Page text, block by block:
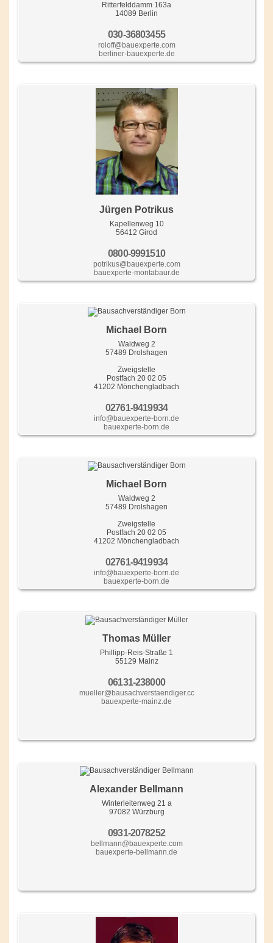
Ritterfelddamm 163a
14089 Berlin
030-36803455
roloff@bauexperte.com
berliner-bauexperte.de
Jürgen Potrikus
Kapellenweg 10
56412 Girod
0800-9991510
potrikus@bauexperte.com
bauexperte-montabaur.de
Michael Born
Waldweg 2
57489 Drolshagen
Zweigstelle
Postfach 20 02 05
41202 Mönchengladbach
02761-9419934
info@bauexperte-born.de
bauexperte-born.de
Michael Born
Waldweg 2
57489 Drolshagen
Zweigstelle
Postfach 20 02 05
41202 Mönchengladbach
02761-9419934
info@bauexperte-born.de
bauexperte-born.de
Thomas Müller
Phillipp-Reis-Straße 1
55129 Mainz
06131-238000
mueller@bausachverstaendiger.cc
bauexperte-mainz.de
Alexander Bellmann
Winterleitenweg 21 a
97082 Würzburg
0931-2078252
bellmann@bauexperte.com
bauexperte-bellmann.de